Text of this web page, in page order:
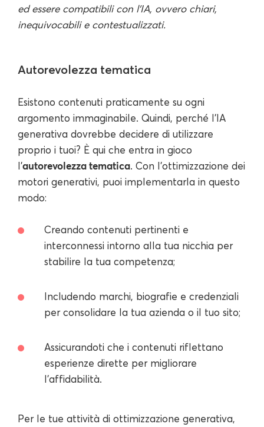
ed essere compatibili con l'IA, ovvero chiari,
inequivocabili e contestualizzati.
Autorevolezza tematica
Esistono contenuti praticamente su ogni
argomento immaginabile. Quindi, perché l'IA
generativa dovrebbe decidere di utilizzare
proprio i tuoi? È qui che entra in gioco
l'autorevolezza tematica. Con l'ottimizzazione dei
motori generativi, puoi implementarla in questo
modo:
Creando contenuti pertinenti e
interconnessi intorno alla tua nicchia per
stabilire la tua competenza;
Includendo marchi, biografie e credenziali
per consolidare la tua azienda o il tuo sito;
Assicurandoti che i contenuti riflettano
esperienze dirette per migliorare
l'affidabilità.
Per le tue attività di ottimizzazione generativa,